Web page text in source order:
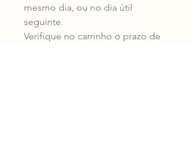
mesmo dia, ou no dia útil
seguinte.
Verifique no carrinho o prazo de